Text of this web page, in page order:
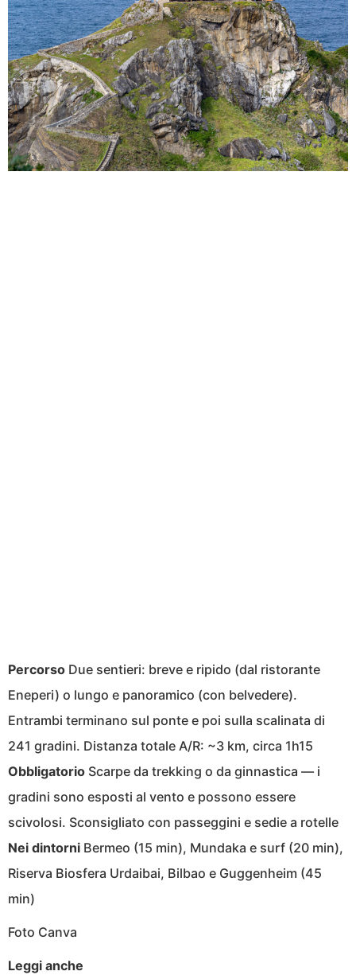
Percorso Due sentieri: breve e ripido (dal ristorante
Eneperi) o lungo e panoramico (con belvedere).
Entrambi terminano sul ponte e poi sulla scalinata di
241 gradini. Distanza totale A/R: ~3 km, circa 1h15
Obbligatorio Scarpe da trekking o da ginnastica — i
gradini sono esposti al vento e possono essere
scivolosi. Sconsigliato con passeggini e sedie a rotelle
Nei dintorni Bermeo (15 min), Mundaka e surf (20 min),
Riserva Biosfera Urdaibai, Bilbao e Guggenheim (45
min)
Foto Canva
Leggi anche